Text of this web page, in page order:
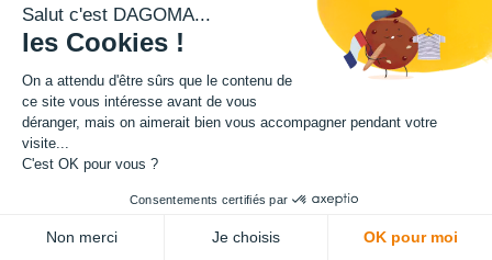
Salut c'est DAGOMA...
les Cookies !
On a attendu d'être sûrs que le contenu de
ce site vous intéresse avant de vous
déranger, mais on aimerait bien vous accompagner pendant votre
visite...
C'est OK pour vous ?
Consentements certifiés par
Non merci Je choisis OK pour moi